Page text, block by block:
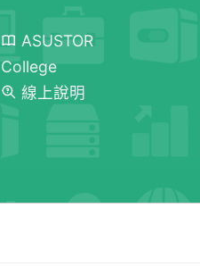
ASUSTOR
College
線上說明